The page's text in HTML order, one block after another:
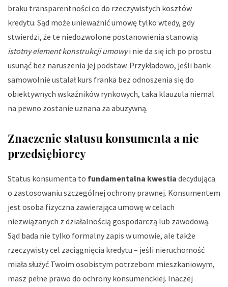
braku transparentności co do rzeczywistych kosztów
kredytu. Sąd może unieważnić umowę tylko wtedy, gdy
stwierdzi, że te niedozwolone postanowienia stanowią
istotny element konstrukcji umowyi nie da się ich po prostu
usunąć bez naruszenia jej podstaw. Przykładowo, jeśli bank
samowolnie ustalał kurs franka bez odnoszenia się do
obiektywnych wskaźników rynkowych, taka klauzula niemal
na pewno zostanie uznana za abuzywną.
Znaczenie statusu konsumenta a nie
przedsiębiorcy
Status konsumenta to fundamentalna kwestia decydująca
o zastosowaniu szczególnej ochrony prawnej. Konsumentem
jest osoba fizyczna zawierająca umowę w celach
niezwiązanych z działalnością gospodarczą lub zawodową.
Sąd bada nie tylko formalny zapis w umowie, ale także
rzeczywisty cel zaciągnięcia kredytu – jeśli nieruchomość
miała służyć Twoim osobistym potrzebom mieszkaniowym,
masz pełne prawo do ochrony konsumenckiej. Inaczej